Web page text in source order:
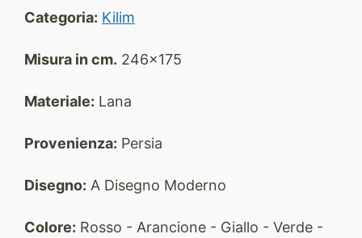
Categoria: Kilim
Misura in cm. 246x175
Materiale: Lana
Provenienza: Persia
Disegno: A Disegno Moderno
Colore: Rosso - Arancione - Giallo - Verde -